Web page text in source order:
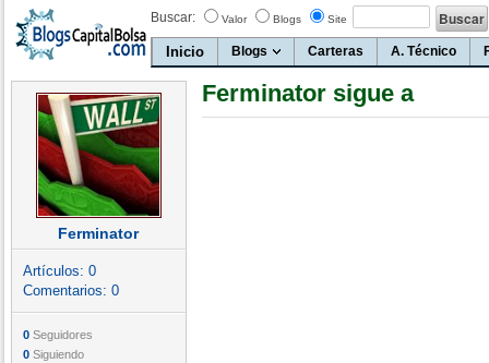
Buscar: Valor Blogs Site
Inicio Blogs Carteras A. Técnico
Ferminator
Artículos: 0
Comentarios: 0
0 Seguidores
0 Siguiendo
Ferminator sigue a